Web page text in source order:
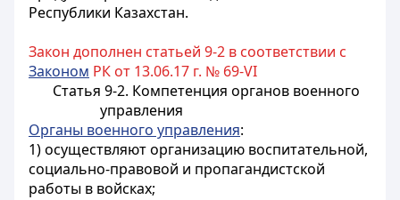
Республики Казахстан.
Закон дополнен статьей 9-2 в соответствии с
Законом РК от 13.06.17 г. № 69-VI
Статья 9-2. Компетенция органов военного
управления
Органы военного управления:
1) осуществляют организацию воспитательной,
социально-правовой и пропагандистской
работы в войсках;